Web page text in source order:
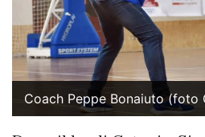
Coach Peppe Bonaiuto (foto